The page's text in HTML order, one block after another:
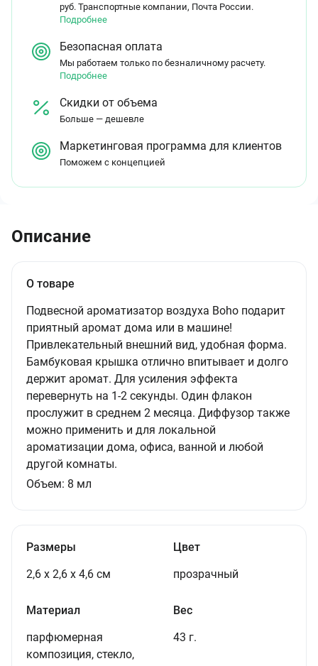
руб. Транспортные компании, Почта России.
Подробнее
Безопасная оплата
Мы работаем только по безналичному расчету.
Подробнее
Скидки от объема
Больше — дешевле
Маркетинговая программа для клиентов
Поможем с концепцией
Описание
О товаре
Подвесной ароматизатор воздуха Boho подарит
приятный аромат дома или в машине!
Привлекательный внешний вид, удобная форма.
Бамбуковая крышка отлично впитывает и долго
держит аромат. Для усиления эффекта
перевернуть на 1-2 секунды. Один флакон
прослужит в среднем 2 месяца. Диффузор также
можно применить и для локальной
ароматизации дома, офиса, ванной и любой
другой комнаты.
Объем: 8 мл
Размеры
2,6 х 2,6 х 4,6 см
Цвет
прозрачный
Материал
парфюмерная
композиция, стекло,
Вес
43 г.